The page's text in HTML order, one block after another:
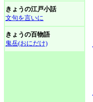
きょうの江戸小話
文句を言いに
きょうの百物語
鬼岳(おにだけ)